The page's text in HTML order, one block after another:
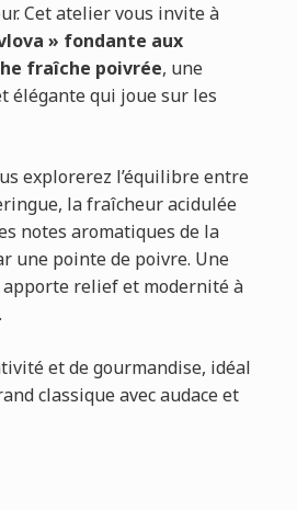
Cet atelier vous invite à
» fondante aux
fraîche poivrée, une
élégante qui joue sur les
explorerez l’équilibre entre
la fraîcheur acidulée
notes aromatiques de la
une pointe de poivre. Une
relief et modernité à
et de gourmandise, idéal
classique avec audace et